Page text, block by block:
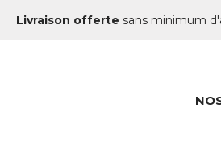
Livraison offerte sans minimum